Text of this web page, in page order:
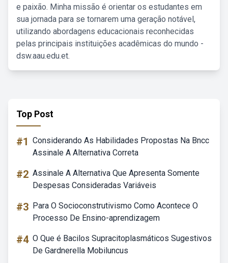
e paixão. Minha missão é orientar os estudantes em
sua jornada para se tornarem uma geração notável,
utilizando abordagens educacionais reconhecidas
pelas principais instituições acadêmicas do mundo -
dsw.aau.edu.et.
Top Post
#1 Considerando As Habilidades Propostas Na Bncc
Assinale A Alternativa Correta
#2 Assinale A Alternativa Que Apresenta Somente
Despesas Consideradas Variáveis
#3 Para O Socioconstrutivismo Como Acontece O
Processo De Ensino-aprendizagem
#4 O Que é Bacilos Supracitoplasmáticos Sugestivos
De Gardnerella Mobiluncus